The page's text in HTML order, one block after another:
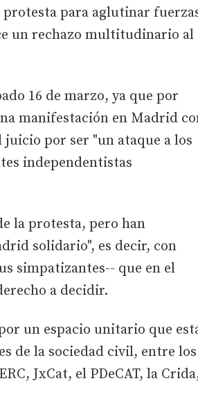
protesta para aglutinar
un rechazo multitudinario al
16 de marzo, ya que por
manifestación en Madrid
por ser "un ataque a los
independentistas
la protesta, pero han
solidario", es decir, con
simpatizantes-- que en el
a decidir.
un espacio unitario que
de la sociedad civil, entre los
JxCat, el PDeCAT, la